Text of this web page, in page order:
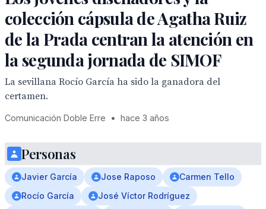
colección cápsula de Agatha Ruiz
de la Prada centran la atención en
la segunda jornada de SIMOF
La sevillana Rocío García ha sido la ganadora del
certamen.
Comunicación Doble Erre • hace 3 años
Personas
Javier García Jose Raposo
Carmen Tello
Rocío García
José Víctor Rodríguez